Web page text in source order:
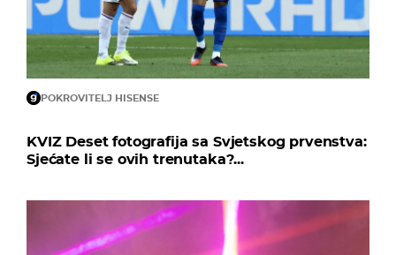
POKROVITELJ HISENSE
KVIZ Deset fotografija sa Svjetskog prvenstva:
Sjećate li se ovih trenutaka?...